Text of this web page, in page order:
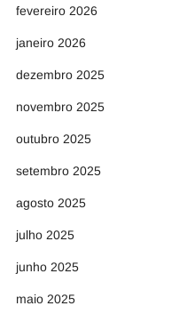
fevereiro 2026
janeiro 2026
dezembro 2025
novembro 2025
outubro 2025
setembro 2025
agosto 2025
julho 2025
junho 2025
maio 2025